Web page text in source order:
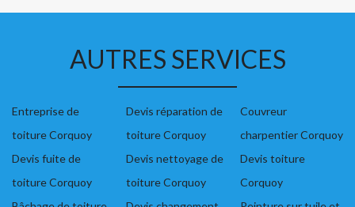
AUTRES SERVICES
Entreprise de
toiture Corquoy
Devis fuite de
toiture Corquoy
Devis réparation de
toiture Corquoy
Devis nettoyage de
toiture Corquoy
Couvreur
charpentier Corquoy
Devis toiture
Corquoy